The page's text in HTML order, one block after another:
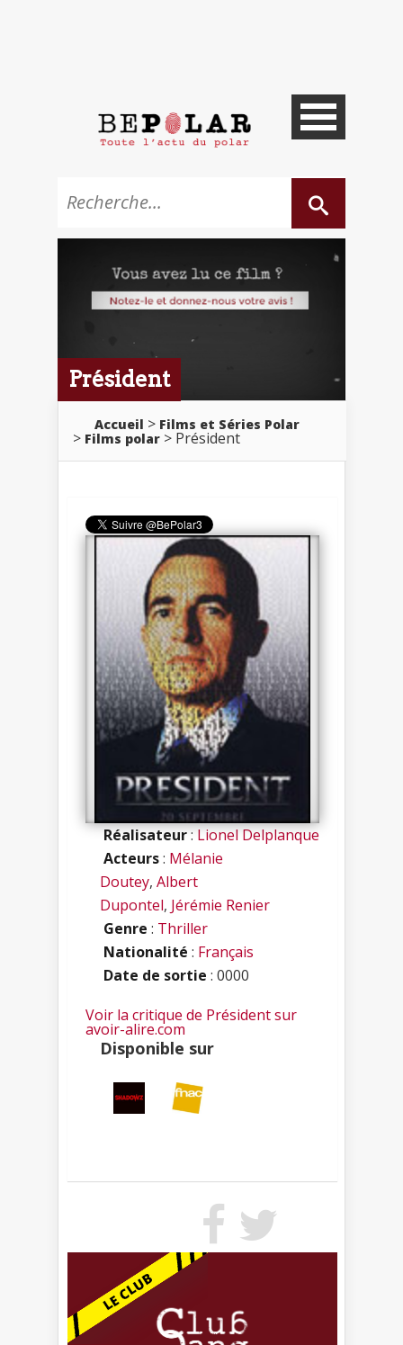
Président
Accueil
Films et Séries Polar
Films polar
Président
Réalisateur:Lionel Delplanque
Acteurs: Mélanie
Doutey, Albert
Dupontel, Jérémie Renier
Genre : Thriller
Nationalité : Français
Date de sortie : 0000
Voir la critique de Président sur
avoir-alire.com
Disponible sur